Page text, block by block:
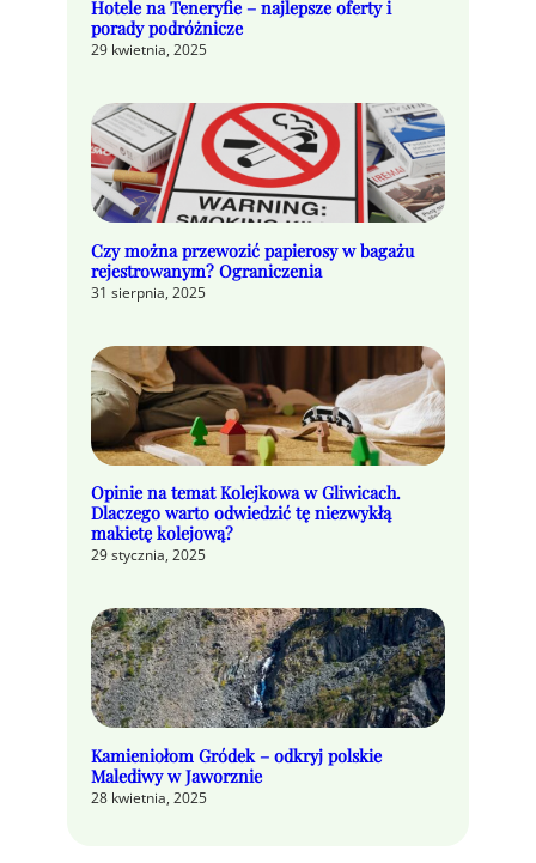
Hotele na Teneryfie – najlepsze oferty i
porady podróżnicze
29 kwietnia, 2025
Czy można przewozić papierosy w bagażu
rejestrowanym? Ograniczenia
31 sierpnia, 2025
Opinie na temat Kolejkowa w Gliwicach.
Dlaczego warto odwiedzić tę niezwykłą
makietę kolejową?
29 stycznia, 2025
Kamieniołom Gródek – odkryj polskie
Malediwy w Jaworznie
28 kwietnia, 2025